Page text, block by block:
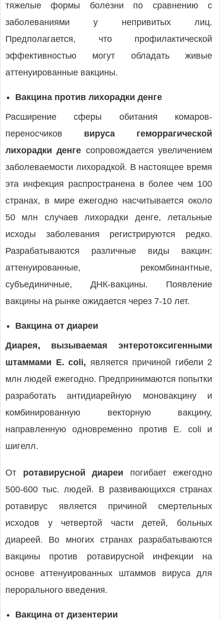
тяжелые формы болезни по сравнению с
заболеваниями у непривитых лиц.
Предполагается, что профилактической
эффективностью могут обладать живые
аттенуированные вакцины.
Вакцина против лихорадки денге
Расширение сферы обитания комаров-
переносчиков вируса геморрагической
лихорадки денге сопровождается увеличением
заболеваемости лихорадкой. В настоящее время
эта инфекция распространена в более чем 100
странах, в мире ежегодно насчитывается около
50 млн случаев лихорадки денге, летальные
исходы заболевания регистрируются редко.
Разрабатываются различные виды вакцин:
аттенуированные, рекомбинантные,
субъединичные, ДНК-вакцины. Появление
вакцины на рынке ожидается через 7-10 лет.
Вакцина от диареи
Диарея, вызываемая энтеротоксигенными
штаммами Е. coli, является причиной гибели 2
млн людей ежегодно. Предпринимаются попытки
разработать антидиарейную моновакцину и
комбинированную векторную вакцину,
направленную одновременно против Е. coli и
шигелл.
От ротавирусной диареи погибает ежегодно
500-600 тыс. людей. В развивающихся странах
ротавирус является причиной смертельных
исходов у четвертой части детей, больных
диареей. Во многих странах разрабатываются
вакцины против ротавирусной инфекции на
основе аттенуированных штаммов вируса для
перорального введения.
Вакцина от дизентерии